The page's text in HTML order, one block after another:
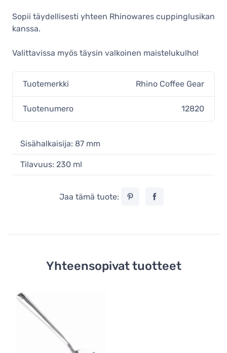
Sopii täydellisesti yhteen Rhinowares cuppinglusikan
kanssa.
Valittavissa myös täysin valkoinen maistelukulho!
Tuotemerkki Rhino Coffee Gear
Tuotenumero 12820
Sisähalkaisija: 87 mm
Tilavuus: 230 ml
Jaa tämä tuote:
Yhteensopivat tuotteet